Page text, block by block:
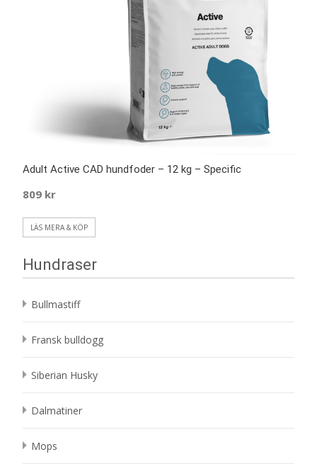
Adult Active CAD hundfoder – 12 kg – Specific
809 kr
LÄS MERA & KÖP
Hundraser
Bullmastiff
Fransk bulldogg
Siberian Husky
Dalmatiner
Mops